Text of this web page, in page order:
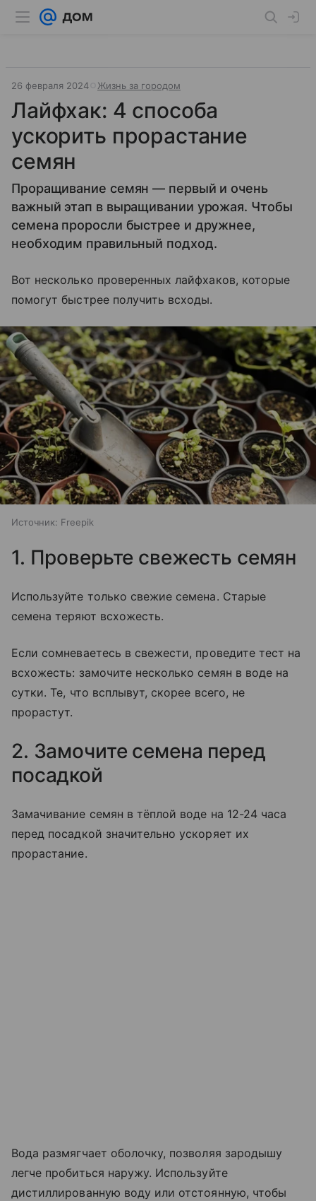
26 февраля 2024 Жизнь за городом
Лайфхак: 4 способа
ускорить прорастание
семян
Проращивание семян — первый и очень
важный этап в выращивании урожая. Чтобы
семена проросли быстрее и дружнее,
необходим правильный подход.
Вот несколько проверенных лайфхаков, которые
помогут быстрее получить всходы.
Источник: Freepik
1. Проверьте свежесть семян
Используйте только свежие семена. Старые
семена теряют всхожесть.
Если сомневаетесь в свежести, проведите тест на
всхожесть: замочите несколько семян в воде на
сутки. Те, что всплывут, скорее всего, не
прорастут.
2. Замочите семена перед
посадкой
Замачивание семян в тёплой воде на 12-24 часа
перед посадкой значительно ускоряет их
прорастание.
Вода размягчает оболочку, позволяя зародышу
легче пробиться наружу. Используйте
дистиллированную воду или отстоянную, чтобы